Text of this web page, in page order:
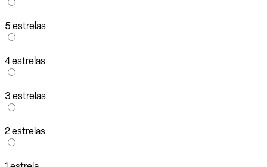
5 estrelas
4 estrelas
3 estrelas
2 estrelas